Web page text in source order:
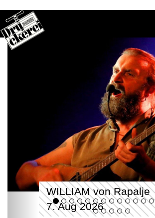
WILLIAM von Rapalje
7. Aug 2026